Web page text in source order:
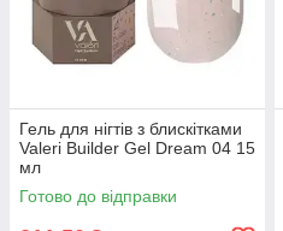
Гель для нігтів з блискітками
Valeri Builder Gel Dream 04 15
мл
Готово до відправки